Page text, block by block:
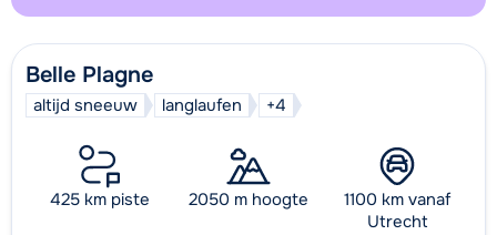
Belle Plagne
altijd sneeuw langlaufen +4
425 km piste 2050 m hoogte
1100 km vanaf
Utrecht